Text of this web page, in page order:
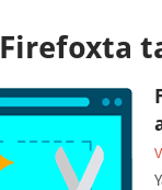
Firefoxta